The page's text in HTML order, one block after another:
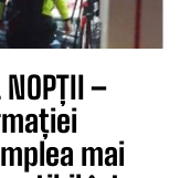
NOPȚII –
mai